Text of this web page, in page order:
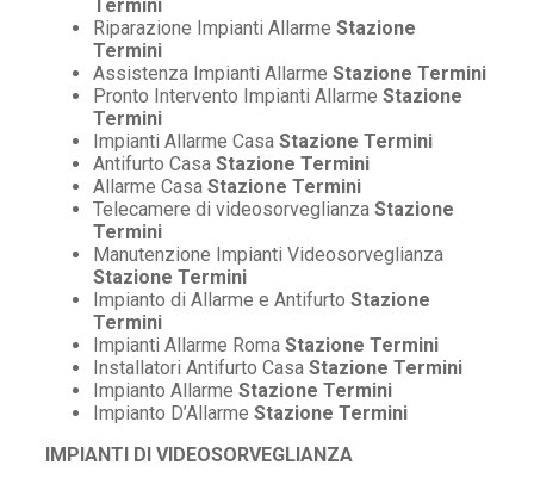
Termini
Riparazione Impianti Allarme Stazione
Termini
Assistenza Impianti Allarme Stazione Termini
Pronto Intervento Impianti Allarme Stazione
Termini
Impianti Allarme Casa Stazione Termini
Antifurto Casa Stazione Termini
Allarme Casa Stazione Termini
Telecamere di videosorveglianza Stazione
Termini
Manutenzione Impianti Videosorveglianza
Stazione Termini
Impianto di Allarme e Antifurto Stazione
Termini
Impianti Allarme Roma Stazione Termini
Installatori Antifurto Casa Stazione Termini
Impianto Allarme Stazione Termini
Impianto D’Allarme Stazione Termini
IMPIANTI DI VIDEOSORVEGLIANZA